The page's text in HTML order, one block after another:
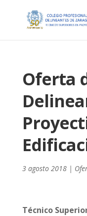
Oferta
3 agosto 2018|
Técnico